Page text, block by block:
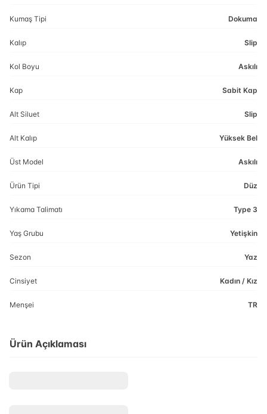
Kumaş Tipi Dokuma
Kalıp Slip
Kol Boyu Askılı
Kap Sabit Kap
Alt Siluet Slip
Alt Kalıp Yüksek Bel
Üst Model Askılı
Ürün Tipi Düz
Yıkama Talimatı Type 3
Yaş Grubu Yetişkin
Sezon Yaz
Cinsiyet Kadın / Kız
Menşei TR
Ürün Açıklaması